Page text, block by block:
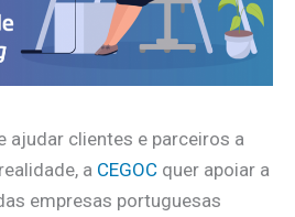
ajudar clientes e parceiros a
a CEGOC quer apoiar a
empresas portuguesas